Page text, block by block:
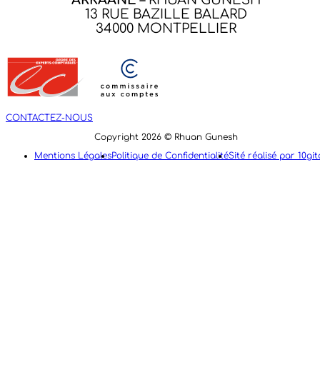
13 RUE BAZILLE BALARD
34000 MONTPELLIER
CONTACTEZ-NOUS
Copyright 2026 © Rhuan Gunesh
Mentions LégalesPolitique de ConfidentialitéSité réalisé par